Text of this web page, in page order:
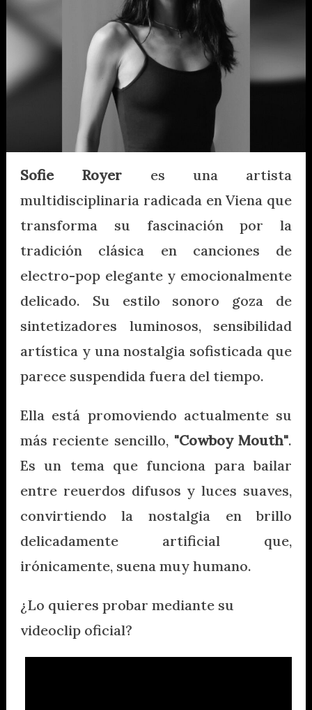
Sofie Royer es una artista
multidisciplinaria radicada en Viena que
transforma su fascinación por la
tradición clásica en canciones de
electro-pop elegante y emocionalmente
delicado. Su estilo sonoro goza de
sintetizadores luminosos, sensibilidad
artística y una nostalgia sofisticada que
parece suspendida fuera del tiempo.
Ella está promoviendo actualmente su
más reciente sencillo, "Cowboy Mouth".
Es un tema que funciona para bailar
entre reuerdos difusos y luces suaves,
convirtiendo la nostalgia en brillo
delicadamente artificial que,
irónicamente, suena muy humano.
¿Lo quieres probar mediante su
videoclip oficial?